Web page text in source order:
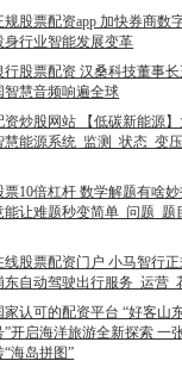
规股票配资app 加快券商数
身行业智能发展变革
行股票配资 汉桑科技董事
智慧音频响遍全球
资炒股网站 【低碳新能源
慧能源系统_监测_状态_变
票10倍杠杆 数学解题有啥
能让难题秒变简单_问题_题
线股票配资门户 小马智行
东自动驾驶出行服务_运营_
家认可的配资平台 “好客山
”开启海洋旅游全新探索 一
“海岛拼图”